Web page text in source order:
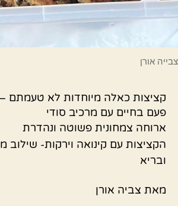
צבייה אורן
קציצות כאלה מיוחדות לא טעמתם
פעם בחיים עם מרכיב סודי
ארוחה צמחונית פשוטה ונהדרת
הקציצות עם קינואה וירקות- שילוב
ובריא
מאת צביה אורן